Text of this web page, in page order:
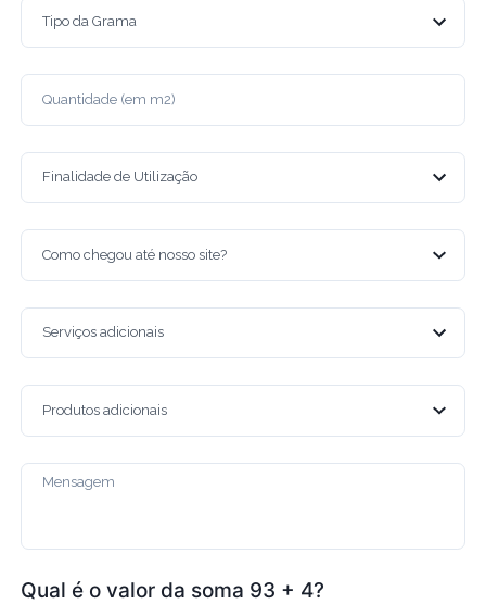
Qual é o valor da soma 93 + 4?